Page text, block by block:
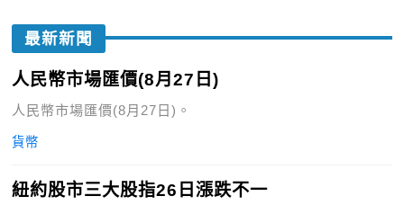
最新新聞
人民幣市場匯價(8月27日)
人民幣市場匯價(8月27日)。
貨幣
紐約股市三大股指26日漲跌不一